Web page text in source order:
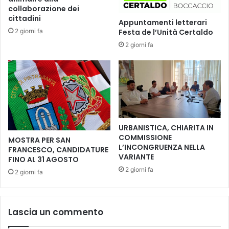
o
c
o
e
r
c
i
a
e
n
a
t
u
a
e
e
n
a
l
v
i
n
o
o
n
u
n
a
p
s
collaborazione dei
cittadini
2 giorni fa
Appuntamenti letterari
Festa de l’Unità Certaldo
2 giorni fa
MOSTRA PER SAN
FRANCESCO, CANDIDATURE
FINO AL 31 AGOSTO
2 giorni fa
URBANISTICA, CHIARITA IN
COMMISSIONE
L’INCONGRUENZA NELLA
VARIANTE
2 giorni fa
Lascia un commento